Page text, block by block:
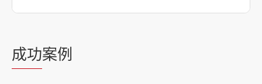
成功案例